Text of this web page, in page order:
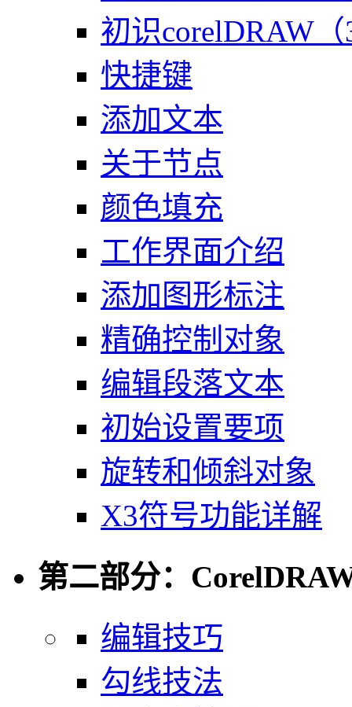
初识corelDRAW
快捷键
添加文本
关于节点
颜色填充
工作界面介绍
添加图形标注
精确控制对象
编辑段落文本
初始设置要项
旋转和倾斜对象
X3符号功能详解
第二部分：
编辑技巧
勾线技法